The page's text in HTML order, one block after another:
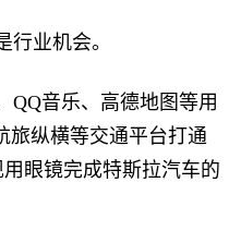
行业机会。
QQ音乐、高德地图等用
旅纵横等交通平台打通
眼镜完成特斯拉汽车的